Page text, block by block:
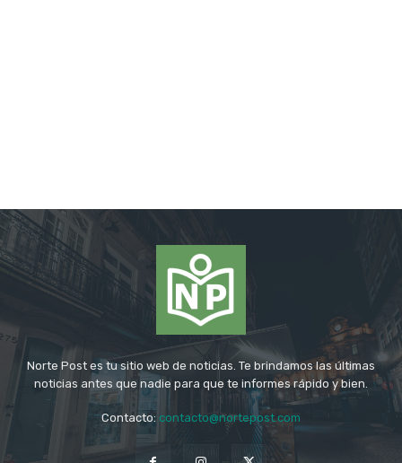
Norte Post es tu sitio web de noticias. Te brindamos las últimas
noticias antes que nadie para que te informes rápido y bien.
Contacto: contacto@nortepost.com